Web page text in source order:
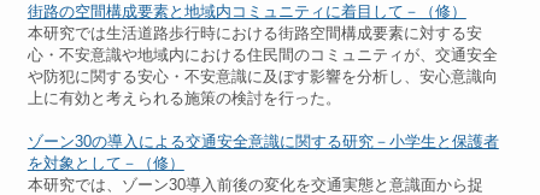
街路の空間構成要素と地域内コミュニティに着目して－（修）
本研究では生活道路歩行時における街路空間構成要素に対する安
心・不安意識や地域内における住民間のコミュニティが、交通安全
や防犯に関する安心・不安意識に及ぼす影響を分析し、安心意識向
上に有効と考えられる施策の検討を行った。
ゾーン30の導入による交通安全意識に関する研究－小学生と保護者
を対象として－（修）
本研究では、ゾーン30導入前後の変化を交通実態と意識面から捉